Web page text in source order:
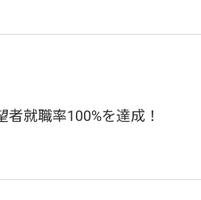
就職率100%を達成！